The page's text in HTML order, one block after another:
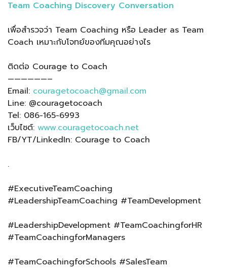
Team Coaching Discovery Conversation
เพื่อสำรวจว่า Team Coaching หรือ Leader as Team
Coach เหมาะกับโจทย์ของทีมคุณอย่างไร
ติดต่อ Courage to Coach
——————–
Email: couragetocoach@gmail.com
Line: @couragetocoach
Tel: 086-165-6993
เว็บไซต์: www.couragetocoach.net
FB/YT/LinkedIn: Courage to Coach
.
#ExecutiveTeamCoaching
#LeadershipTeamCoaching #TeamDevelopment
#LeadershipDevelopment #TeamCoachingforHR
#TeamCoachingforManagers
#TeamCoachingforSchools #SalesTeam